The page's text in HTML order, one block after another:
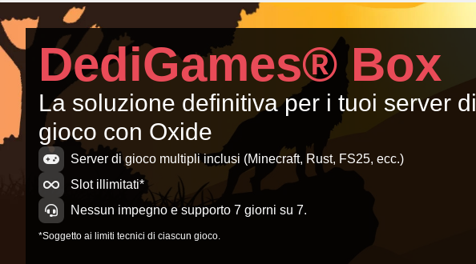
DediGames® Box
La soluzione definitiva per i tuoi server di
gioco con Oxide
Server di gioco multipli inclusi (Minecraft, Rust, FS25, ecc.)
Slot illimitati*
Nessun impegno e supporto 7 giorni su 7.
*Soggetto ai limiti tecnici di ciascun gioco.